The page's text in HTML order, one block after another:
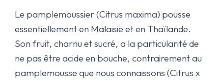
Le pamplemoussier (Citrus maxima) pousse
essentiellement en Malaisie et en Thaïlande.
Son fruit, charnu et sucré, a la particularité de
ne pas être acide en bouche, contrairement au
pamplemousse que nous connaissons (Citrus x